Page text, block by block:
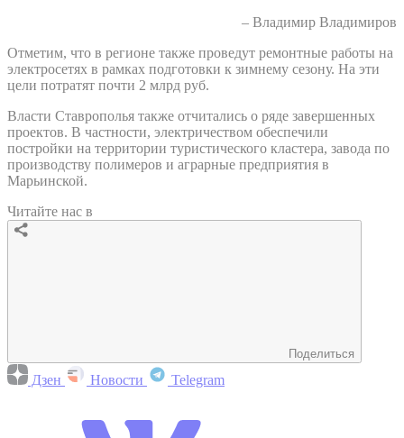
– Владимир Владимиров
Отметим, что в регионе также проведут ремонтные работы на
электросетях в рамках подготовки к зимнему сезону. На эти
цели потратят почти 2 млрд руб.
Власти Ставрополья также отчитались о ряде завершенных
проектов. В частности, электричеством обеспечили
постройки на территории туристического кластера, завода по
производству полимеров и аграрные предприятия в
Марьинской.
Читайте нас в
Поделиться
Дзен Новости Telegram